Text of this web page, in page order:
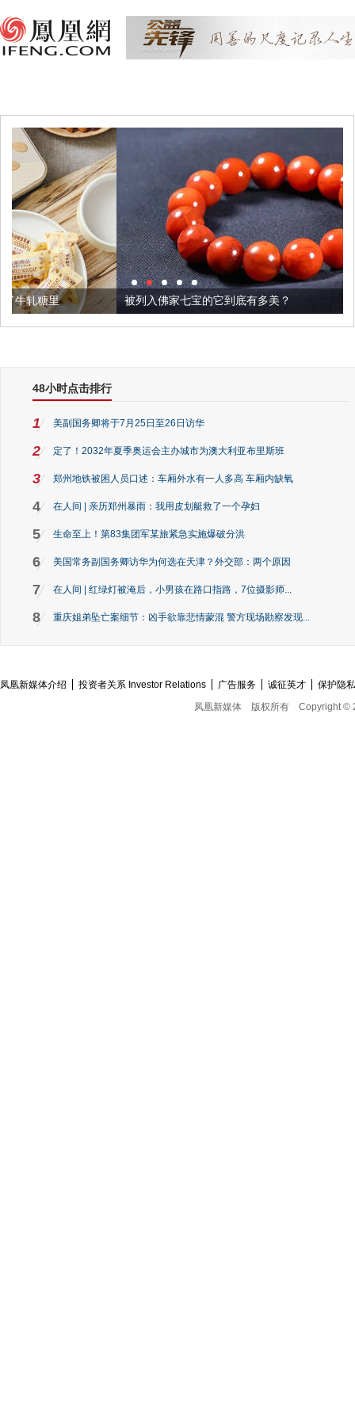
被列入佛家七宝的它到底有多美？
48小时点击排行
1 美副国务卿将于7月25日至26日访华
2 定了！2032年夏季奥运会主办城市为澳大利亚布里斯班
3 郑州地铁被困人员口述：车厢外水有一人多高 车厢内缺氧
4 在人间 | 亲历郑州暴雨：我用皮划艇救了一个孕妇
5 生命至上！第83集团军某旅紧急实施爆破分洪
6 美国常务副国务卿访华为何选在天津？外交部：两个原因
7 在人间 | 红绿灯被淹后，小男孩在路口指路，7位摄影师...
8 重庆姐弟坠亡案细节：凶手欲靠悲情蒙混 警方现场勘察发现...
凤凰新媒体介绍 投资者关系 Investor Relations 广告服务 诚征英才
保护隐
凤凰新媒体
版权所有 Copyright ©